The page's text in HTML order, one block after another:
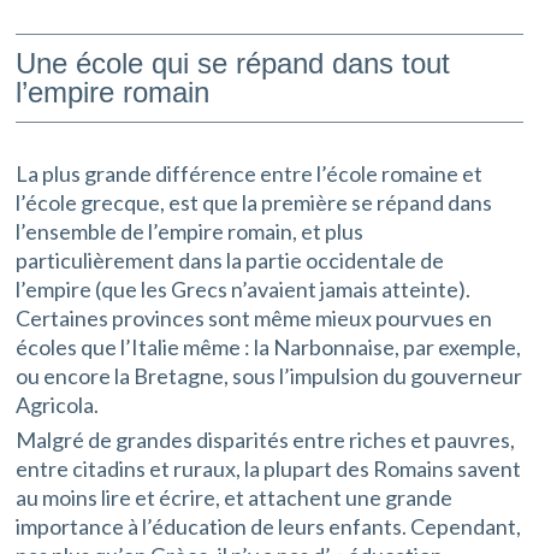
Une école qui se répand dans tout
l’empire romain
La plus grande différence entre l’école romaine et
l’école grecque, est que la première se répand dans
l’ensemble de l’empire romain, et plus
particulièrement dans la partie occidentale de
l’empire (que les Grecs n’avaient jamais atteinte).
Certaines provinces sont même mieux pourvues en
écoles que l’Italie même : la Narbonnaise, par exemple,
ou encore la Bretagne, sous l’impulsion du gouverneur
Agricola.
Malgré de grandes disparités entre riches et pauvres,
entre citadins et ruraux, la plupart des Romains savent
au moins lire et écrire, et attachent une grande
importance à l’éducation de leurs enfants. Cependant,